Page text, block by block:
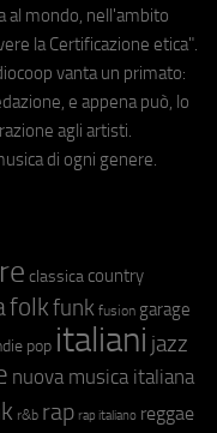
al mondo, nell'ambito
la Certificazione etica".
vanta un primato:
e appena può, lo
agli artisti.
di ogni genere.
classica country
folkfunk fusion garage
pop italiani jazz
nuova musica italiana
r&b rap rap italiano reggae